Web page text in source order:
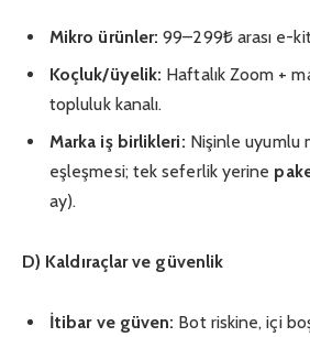
Mikro ürünler: 99–299₺ arası e-
Koçluk/üyelik: Haftalık Zoom +
topluluk kanalı.
Marka iş birlikleri: Nişinle uyumlu
eşleşmesi; tek seferlik yerine
ay).
D) Kaldıraçlar ve güvenlik
İtibar ve güven: Bot riskine, içi